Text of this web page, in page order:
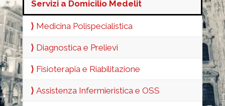
Servizi a Domicilio Medelit
⟩ Medicina Polispecialistica
⟩ Diagnostica e Prelievi
⟩ Fisioterapia e Riabilitazione
⟩ Assistenza Infermieristica e OSS